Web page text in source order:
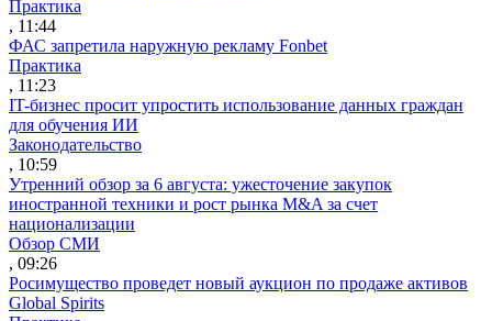
Практика
, 11:44
ФАС запретила наружную рекламу Fonbet
Практика
, 11:23
IT-бизнес просит упростить использование данных граждан
для обучения ИИ
Законодательство
, 10:59
Утренний обзор за 6 августа: ужесточение закупок
иностранной техники и рост рынка M&A за счет
национализации
Обзор СМИ
, 09:26
Росимущество проведет новый аукцион по продаже активов
Global Spirits